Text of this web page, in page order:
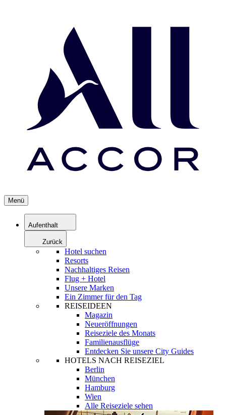
Menü
Aufenthalt
Zurück
Hotel suchen
Resorts
Nachhaltiges Reisen
Flug + Hotel
Unsere Marken
Ein Zimmer für den Tag
REISEIDEEN
Magazin
Neueröffnungen
Reiseziele des Monats
Familienausflüge
Entdecken Sie unsere City Guides
HOTELS NACH REISEZIEL
Berlin
München
Hamburg
Wien
Alle Reiseziele sehen